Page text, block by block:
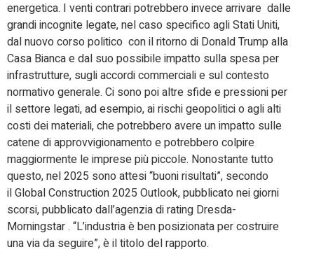
energetica. I venti contrari potrebbero invece arrivare dalle
grandi incognite legate, nel caso specifico agli Stati Uniti,
dal nuovo corso politico con il ritorno di Donald Trump alla
Casa Bianca e dal suo possibile impatto sulla spesa per
infrastrutture, sugli accordi commerciali e sul contesto
normativo generale. Ci sono poi altre sfide e pressioni per
il settore legati, ad esempio, ai rischi geopolitici o agli alti
costi dei materiali, che potrebbero avere un impatto sulle
catene di approvvigionamento e potrebbero colpire
maggiormente le imprese più piccole. Nonostante tutto
questo, nel 2025 sono attesi “buoni risultati”, secondo
ilGlobal Construction 2025 Outlook, pubblicato nei giorni
scorsi, pubblicato dall’agenzia di rating Dresda-
Morningstar . “L’industria è ben posizionata per costruire
una via da seguire”, è il titolo del rapporto.